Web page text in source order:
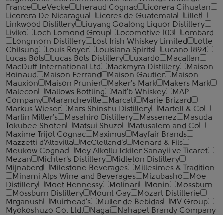
France
LeVecke Lheraud Cognac
Licorera Cihuatan
Licorera De Nicaragua
Licores de Guatemala
Lillet
Linkwood Distillery
Liuyang Goalong Liquor Distillery
Liviko
Loch Lomond Group Locomotive 103
Lombard
Longmorn Distillery
Lost Irish Whiskey Limited
Lotte
Chilsung
Louis Royer Louisiana Spirits
Lucano 1894
Lucas Bols
Lucas Bols Distillery Luxardo
Macallan
MacDuff International Ltd
Mackmyra Distillery
Maison
Boinaud
Maison Ferrand Maison Gautier
Maison
Mauxion
Maison Prunier Maker's Mark
Makers Mark
Malecon
Mallows Bottling Malt'b Whiskey
MAP
Company
Marancheville Marcati
Marie Brizard
Markus Wieser
Mars Shinshu Distillery
Martell & Co
Martin Miller's
Masahiro Distillery Massenez
Masuda
Tokubee Shoten
Matsui Shuzo
Matusalem and Co
Maxime Trijol Cognac
Maximus
Mayfair Brands
Mazzetti d'Altavilla
McClelland's
Menard & Fils
Meukow Cognac
Mey Alkollu Ickiler Sanayii ve Ticaret
Mezan
Michter's Distillery
Midleton Distillery
Mijnaberd
Milestone Beverages
Millesimes & Tradition
Minami Alps Wine and Beverages
Mizubasho
Moe
Distillery
Moet Hennessy Molinari Monin
Mossburn
Mossburn Distillery
Mount Gay
Mozart Distillerie
Mrganush
Muirhead's Muller de Bebidas
MV Group
Myokoshuzo Co. Ltd.
Nagai
Nahapet Brandy Company